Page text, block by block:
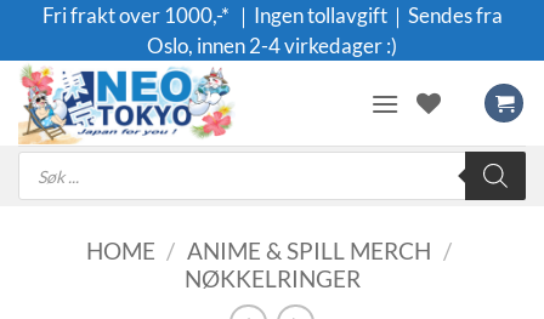
content
Fri frakt over 1000,-* ｜Ingen tollavgift｜Sendes fra
Oslo, innen 2-4 virkedager :)
Products
search
HOME / ANIME & SPILL MERCH /
NØKKELRINGER